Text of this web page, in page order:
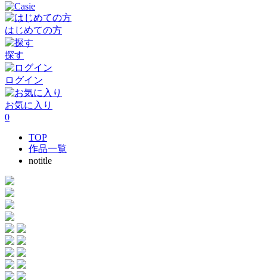
はじめての方
探す
ログイン
お気に入り
0
TOP
作品一覧
notitle